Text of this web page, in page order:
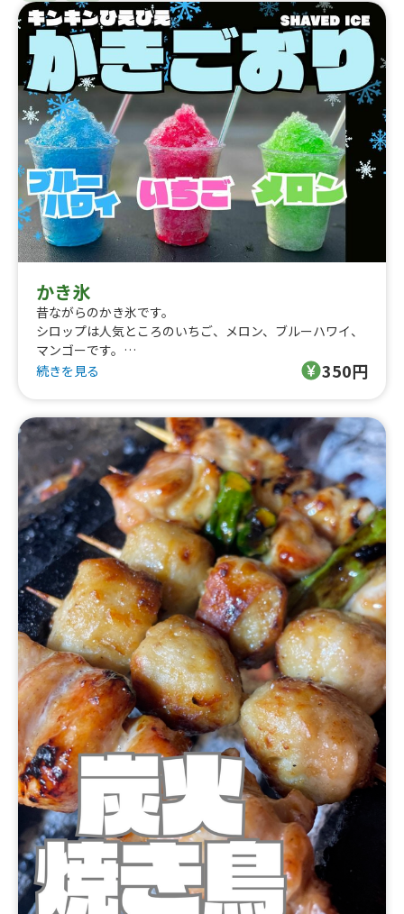
かき氷
昔ながらのかき氷です。
シロップは人気ところのいちご、メロン、ブルーハワイ、
マンゴーです。
フワフワを作れる機械もご用意できます。
続きを見る 350円